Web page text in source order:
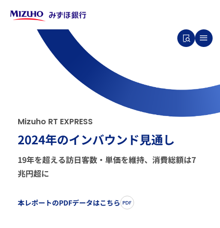
Mizuho RT EXPRESS
2024年のインバウンド見通し
19年を超える訪日客数・単価を維持、消費総額は7
兆円超に
本レポートのPDFデータはこちら